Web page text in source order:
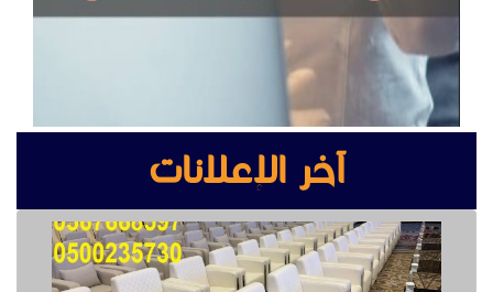
آخر الإعلانات